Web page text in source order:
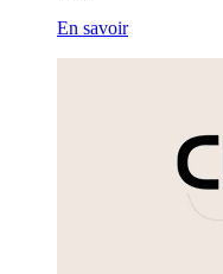
En savoir